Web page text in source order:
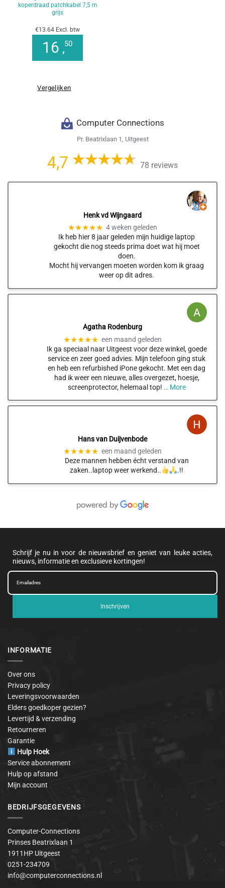
koperdraad patchkabel 7,5 m
grijs
€13.64 Excl. btw
16 ,50
Vergelijken
Computer Connections
Pr. Beatrixlaan 1, Uitgeest
4,7 78 reviews
Henk vd Wijngaard
★★★★★ 4 weken geleden
Ik heb hier 8 jaar geleden mijn huidige laptop
gekocht die nog steeds prima doet wat hij moet
doen.
Mocht hij vervangen moeten worden kom ik graag
weer op dit adres.
Agatha Rodenburg
★★★★★ een maand geleden
Ik ga speciaal naar Uitgeest voor deze winkel, goede
service en zeer goed advies. Mijn telefoon ging stuk
en heb een refurbished iPone gekocht. Met een dag
had ik weer een nieuwe, alles overgezet, hoesje,
screenprotector, helemaal top! … More
Hans van Duijvenbode
★★★★★ een maand geleden
Deze mannen hebben écht verstand van
zaken..laptop weer werkend..
.!!
Schrijf je nu in voor de nieuwsbrief en geniet van leuke acties,
nieuws, informatie en exclusieve kortingen!
Inschrijven
INFORMATIE
Over ons
Privacy policy
Leveringsvoorwaarden
Elders goedkoper gezien?
Levertijd & verzending
Retourneren
Garantie
Hulp Hoek
Service abonnement
Hulp op afstand
Mijn account
BEDRIJFSGEGEVENS
Computer-Connections
Prinses Beatrixlaan 1
1911HP Uitgeest
0251-234709
info@computerconnections.nl